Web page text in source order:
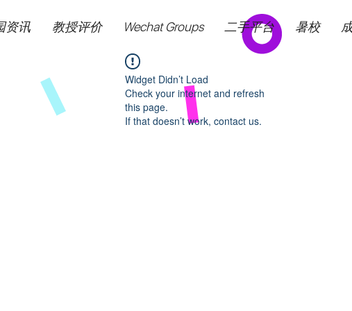
资讯 教授评价 Wechat Groups 二手平台 暑校
Widget Didn’t Load
Check your internet and refresh
this page.
If that doesn’t work, contact us.